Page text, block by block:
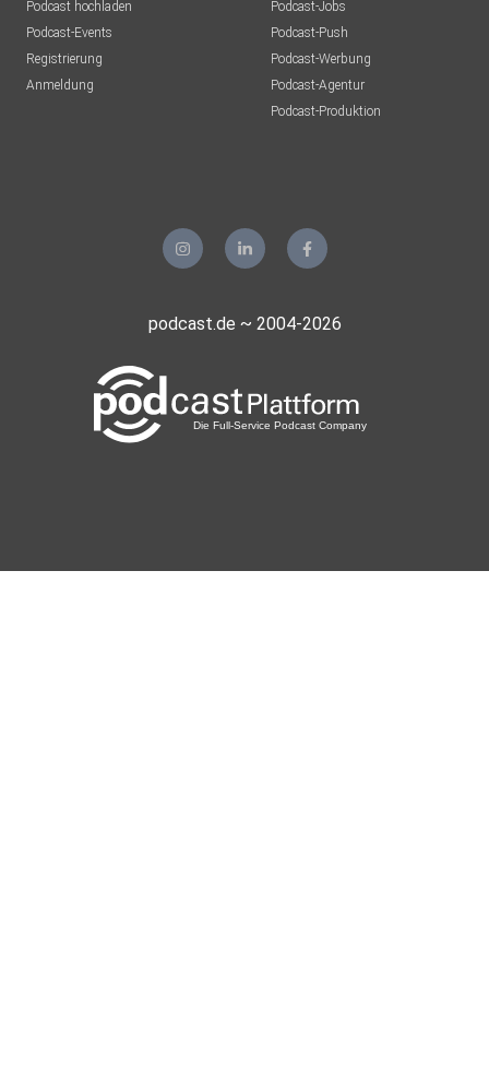
Podcast hochladen
Podcast-Events
Registrierung
Anmeldung
Podcast-Jobs
Podcast-Push
Podcast-Werbung
Podcast-Agentur
Podcast-Produktion
podcast.de ~ 2004-2026